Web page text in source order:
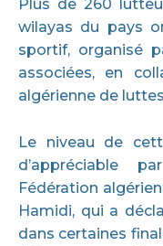
Plus de 260
wilayas du pays
sportif, organisé
associées, en
algérienne de
Le niveau de
d’appréciable
Fédération
Hamidi, qui a
dans certaines